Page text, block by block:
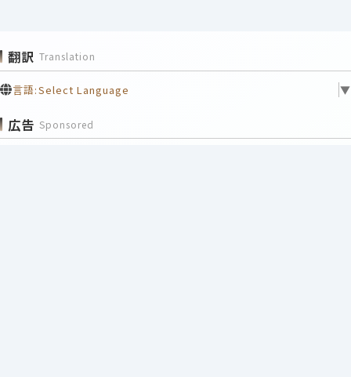
翻訳 Translation
言語:Select Language ▼
広告 Sponsored